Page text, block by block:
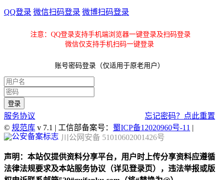
QQ登录 微信扫码登录 微博扫码登录
注意：QQ登录支持手机端浏览器一键登录及扫码登录
微信仅支持手机扫码一键登录
账号密码登录（仅适用于原老用户）
服务协议
忘记密码？点此重置
© 规范库 v 7.1 | 工信部备案号： 蜀ICP备12020960号-11 |
川公网安备 51010602001426号
声明：本站仅提供资料分享平台，用户时上传分享资料应遵循
法律法规要求及本站服务协议（详见登录页），违法举报或版